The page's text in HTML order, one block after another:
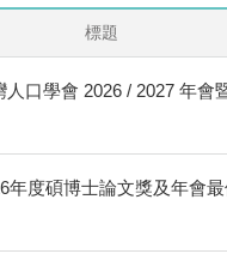
標題
人口學會 2026 / 2027 年會
年度碩博士論文獎及年會